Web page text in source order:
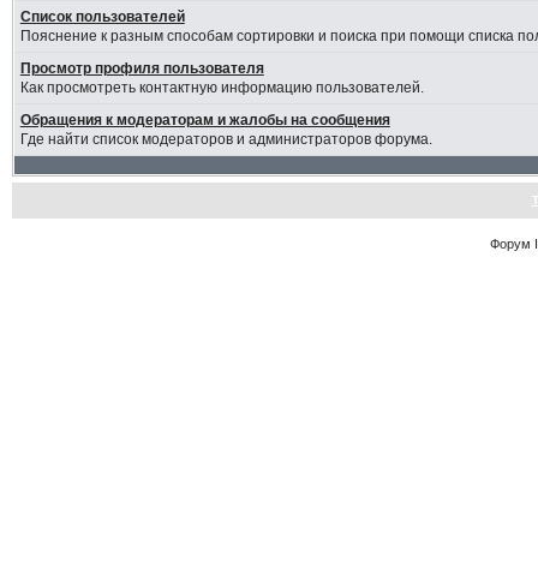
Список пользователей
Пояснение к разным способам сортировки и поиска при помощи списка
Просмотр профиля пользователя
Как просмотреть контактную информацию пользователей.
Обращения к модераторам и жалобы на сообщения
Где найти список модераторов и администраторов форума.
Форум